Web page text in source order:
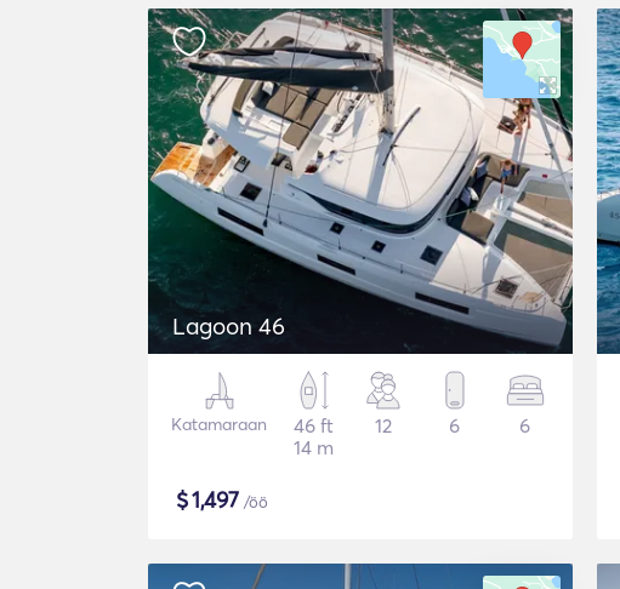
Lagoon 46
Katamaraan
46 ft
14 m
12 6 6
$1,497 /öö